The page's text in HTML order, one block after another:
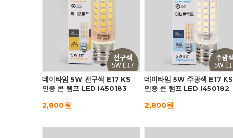
데이타임 5W 전구색 E17 KS
인증 콘 램프 LED I450183
2,800원
데이타임 5W 주광색 E17 KS
인증 콘 램프 LED I450182
2,800원